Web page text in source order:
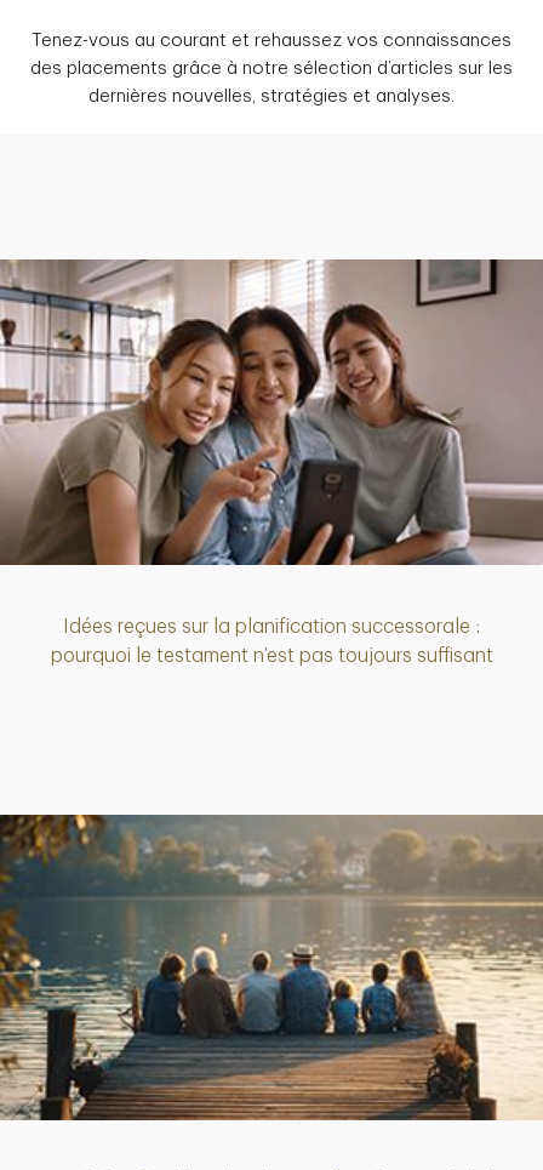
Tenez-vous au courant et rehaussez vos connaissances
des placements grâce à notre sélection d’articles sur les
dernières nouvelles, stratégies et analyses.
Idées reçues sur la planification successorale :
pourquoi le testament n’est pas toujours suffisant
Article
Article